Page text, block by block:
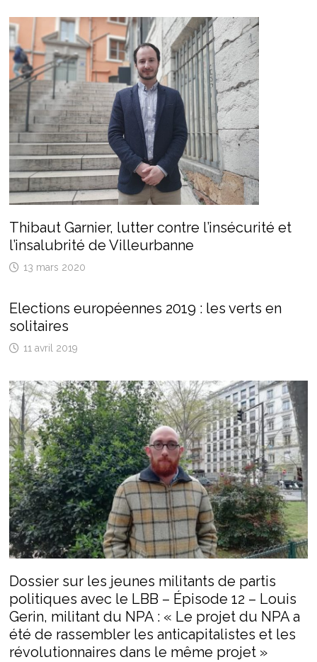
Thibaut Garnier, lutter contre l’insécurité et
l’insalubrité de Villeurbanne
13 mars 2020
Elections européennes 2019 : les verts en
solitaires
11 avril 2019
Dossier sur les jeunes militants de partis
politiques avec le LBB – Épisode 12 – Louis
Gerin, militant du NPA : « Le projet du NPA a
été de rassembler les anticapitalistes et les
révolutionnaires dans le même projet »